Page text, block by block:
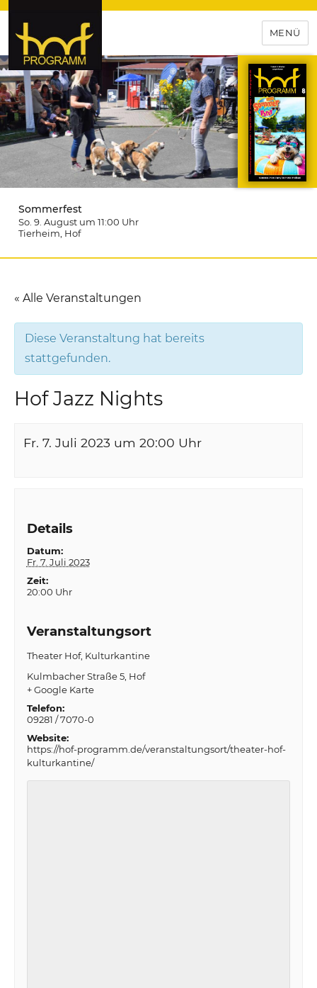
hof-programm – das
Veranstaltungsportal für
Hochfranken
MENÜ
Sommerfest
So. 9. August um 11:00 Uhr
Tierheim , Hof
« Alle Veranstaltungen
Diese Veranstaltung hat bereits
stattgefunden.
Hof Jazz Nights
Fr. 7. Juli 2023 um 20:00 Uhr
Details
Datum:
Fr. 7. Juli 2023
Zeit:
20:00 Uhr
Veranstaltungsort
Theater Hof, Kulturkantine
Kulmbacher Straße 5 Hof
+ Google Karte
Telefon:
09281 / 7070-0
Website:
https://hof-programm.de/veranstaltungsort/theater-hof-
kulturkantine/